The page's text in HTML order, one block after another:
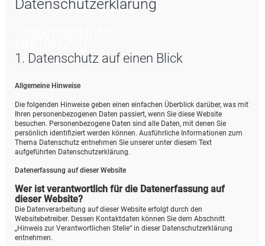
Datenschutzerklärung
1. Datenschutz auf einen Blick
Allgemeine Hinweise
Die folgenden Hinweise geben einen einfachen Überblick darüber, was mit
Ihren personenbezogenen Daten passiert, wenn Sie diese Website
besuchen. Personenbezogene Daten sind alle Daten, mit denen Sie
persönlich identifiziert werden können. Ausführliche Informationen zum
Thema Datenschutz entnehmen Sie unserer unter diesem Text
aufgeführten Datenschutzerklärung.
Datenerfassung auf dieser Website
Wer ist verantwortlich für die Datenerfassung auf
dieser Website?
Die Datenverarbeitung auf dieser Website erfolgt durch den
Websitebetreiber. Dessen Kontaktdaten können Sie dem Abschnitt
„Hinweis zur Verantwortlichen Stelle“ in dieser Datenschutzerklärung
entnehmen.